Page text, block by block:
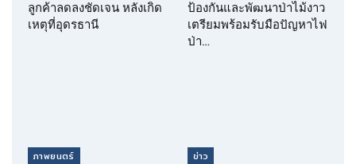
ลูกค้าลดลงชัดเจน หลังเกิด
เหตุที่อุดรธานี
ป้องกันและพัฒนาป่าไม้งาว
เตรียมพร้อมรับมือปัญหาไฟ
ป่า…
ภาพยนตร์
ข่าว